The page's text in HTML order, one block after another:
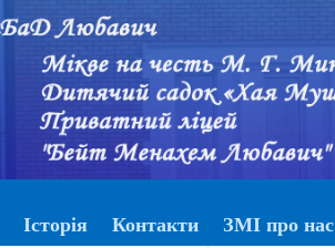
Історія Контакти ЗМІ про нас